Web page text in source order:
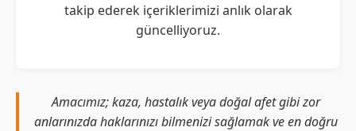
takip ederek içeriklerimizi anlık olarak
güncelliyoruz.
Amacımız; kaza, hastalık veya doğal afet gibi zor
anlarınızda haklarınızı bilmenizi sağlamak ve en doğru